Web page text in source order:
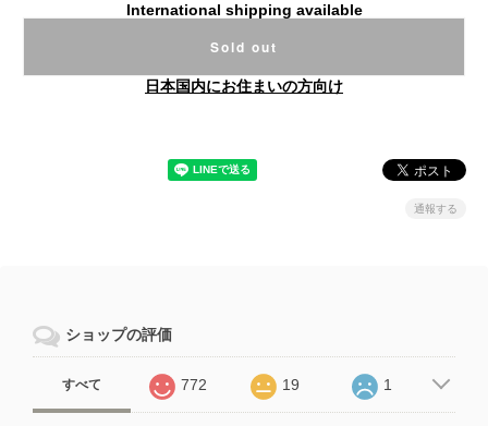
International shipping available
Sold out
日本国内にお住まいの方向け
通報する
ショップの評価
すべて 772 19 1